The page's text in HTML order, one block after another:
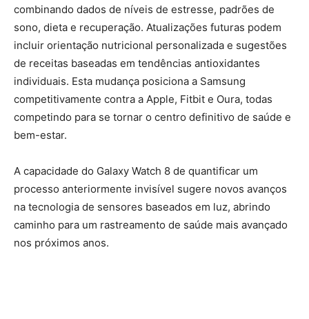
combinando dados de níveis de estresse, padrões de
sono, dieta e recuperação. Atualizações futuras podem
incluir orientação nutricional personalizada e sugestões
de receitas baseadas em tendências antioxidantes
individuais. Esta mudança posiciona a Samsung
competitivamente contra a Apple, Fitbit e Oura, todas
competindo para se tornar o centro definitivo de saúde e
bem-estar.
A capacidade do Galaxy Watch 8 de quantificar um
processo anteriormente invisível sugere novos avanços
na tecnologia de sensores baseados em luz, abrindo
caminho para um rastreamento de saúde mais avançado
nos próximos anos.